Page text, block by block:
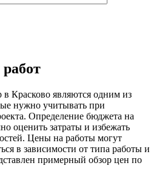
Красково являются одним из
нужно учитывать при
Определение бюджета на
оценить затраты и избежать
Цены на работы могут
в зависимости от типа работы и
примерный обзор цен по